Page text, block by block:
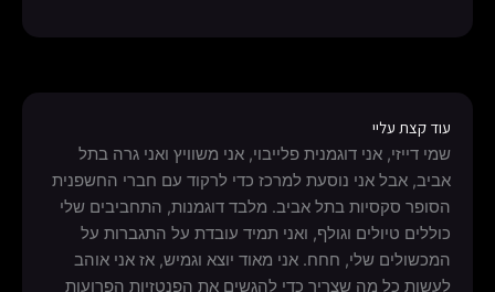
עוד קצת עליי
שמי דייזי, אני דוגמנית פלייבוי, אני משוויץ ואני גרה בתל
אביב, אבל אני נוסעת למרכז כדי לרקוד עם חברי החשפנית
הסופר סקסיות בתל אביב. מלבד דוגמנות, התחביבים שלי
כוללים טיולים וגולף, ואני תמיד עובדת על התגברות על
המכשולים שלי, חחח. אני מאוד יוצא וגמיש, אז אני אוהב
לעשות כל מה שצריך כדי להגשים את הפנטזיות הפרועות